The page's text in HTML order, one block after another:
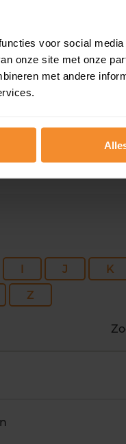
voor social
onze site met onze
met andere
03 juni
I J K
Z